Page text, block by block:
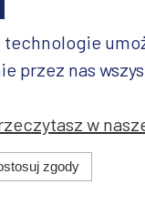
Wazony
Dzbanki
prawa
przez nas
w
zgody